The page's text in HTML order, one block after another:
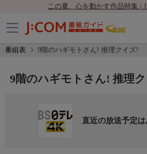
この夏、心を動かす作品特集 |
番組表 9階のハギモトさん! 推理クイズ!
9階のハギモトさん! 推理
直近の放送予定